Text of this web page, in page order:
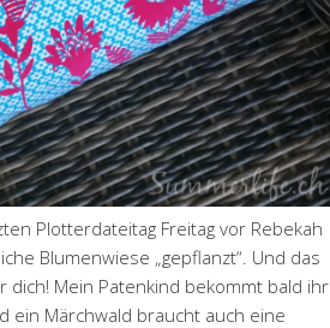
Plotterdateitag Freitag vor Rebekah
Blumenwiese „gepflanzt“. Und das
Mein Patenkind bekommt bald ihr
ein Märchwald braucht auch eine